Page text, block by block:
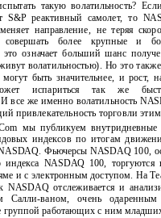
такую волатильность?
S&P реактивный самолет, то
направление, не теряя
более крупные и
означает больший шанс
волатильностью). Но это также
быть значительнее, и рост,
испариться так же
И все же именно волатильность
привлекательность торговли
мы публикуем внутридневные
индексов по итогам
Фьючерсы NASDAQ 100,
индекса NASDAQ 100, торгуются
и с электронным доступом. На
NASDAQ отслеживается и
Салли-ваном, очень
группой работающих с ним